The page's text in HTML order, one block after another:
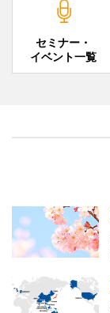
セミナー・
イベント一覧